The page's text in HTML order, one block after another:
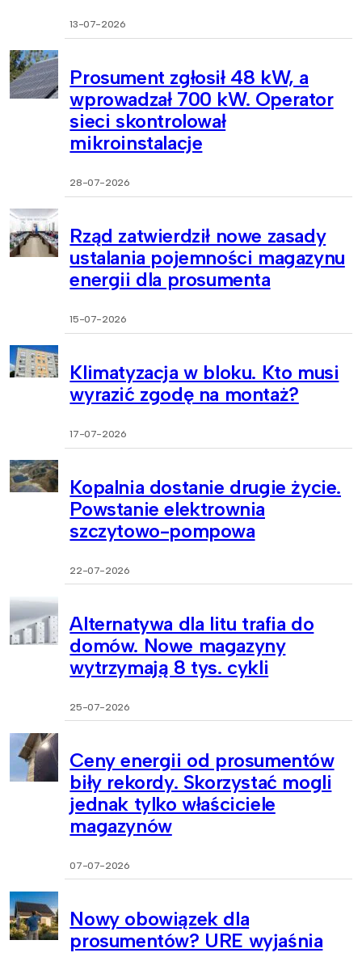
13-07-2026
Prosument zgłosił 48 kW, a
wprowadzał 700 kW. Operator
sieci skontrolował
mikroinstalacje
28-07-2026
Rząd zatwierdził nowe zasady
ustalania pojemności magazynu
energii dla prosumenta
15-07-2026
Klimatyzacja w bloku. Kto musi
wyrazić zgodę na montaż?
17-07-2026
Kopalnia dostanie drugie życie.
Powstanie elektrownia
szczytowo-pompowa
22-07-2026
Alternatywa dla litu trafia do
domów. Nowe magazyny
wytrzymają 8 tys. cykli
25-07-2026
Ceny energii od prosumentów
biły rekordy. Skorzystać mogli
jednak tylko właściciele
magazynów
07-07-2026
Nowy obowiązek dla
prosumentów? URE wyjaśnia